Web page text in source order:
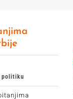
politiku